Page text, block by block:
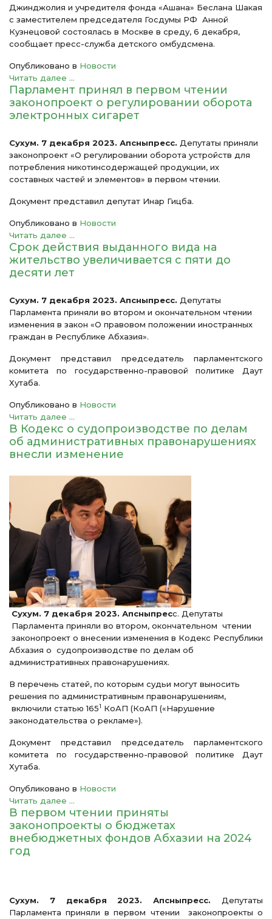
Джинджолия и учредителя фонда «Ашана» Беслана Шакая
с заместителем председателя Госдумы РФ Анной
Кузнецовой состоялась в Москве в среду, 6 декабря,
сообщает пресс-служба детского омбудсмена.
Опубликовано в Новости
Читать далее ...
Парламент принял в первом чтении
законопроект о регулировании оборота
электронных сигарет
Сухум. 7 декабря 2023. Апсныпресс. Депутаты приняли
законопроект «О регулировании оборота устройств для
потребления никотинсодержащей продукции, их
составных частей и элементов» в первом чтении.
Документ представил депутат Инар Гицба.
Опубликовано в Новости
Читать далее ...
Срок действия выданного вида на
жительство увеличивается с пяти до
десяти лет
Сухум. 7 декабря 2023. Апсныпресс. Депутаты
Парламента приняли во втором и окончательном чтении
изменения в закон «О правовом положении иностранных
граждан в Республике Абхазия».
Документ представил председатель парламентского
комитета по государственно-правовой политике Даут
Хутаба.
Опубликовано в Новости
Читать далее ...
В Кодекс о судопроизводстве по делам
об административных правонарушениях
внесли изменение
Сухум. 7 декабря 2023. Апсныпресс. Депутаты
Парламента приняли во втором, окончательном чтении
законопроект о внесении изменения в Кодекс Республики
Абхазия о судопроизводстве по делам об
административных правонарушениях.
В перечень статей, по которым судьи могут выносить
решения по административным правонарушениям,
включили статью 1651 КоАП (КоАП («Нарушение
законодательства о рекламе»).
Документ представил председатель парламентского
комитета по государственно-правовой политике Даут
Хутаба.
Опубликовано в Новости
Читать далее ...
В первом чтении приняты
законопроекты о бюджетах
внебюджетных фондов Абхазии на 2024
год
Сухум. 7 декабря 2023. Апсныпресс. Депутаты
Парламента приняли в первом чтении законопроекты о